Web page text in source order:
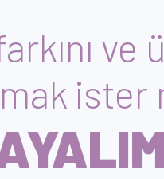
ve
ister